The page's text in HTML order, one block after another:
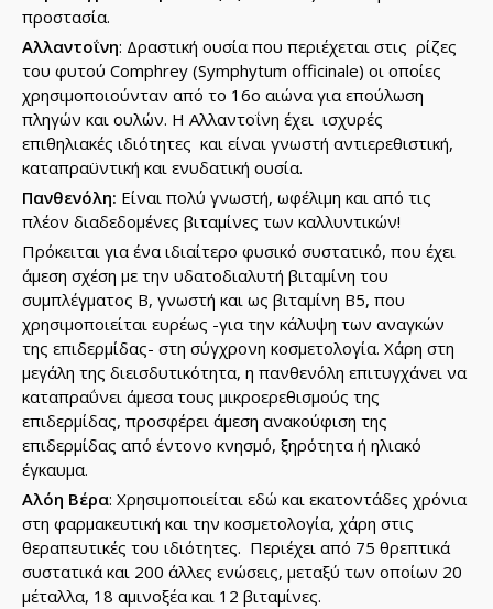
προστασία.
Αλλαντοΐνη: Δραστική ουσία που περιέχεται στις ρίζες
του φυτού Comphrey (Symphytum officinale) οι οποίες
χρησιμοποιούνταν από το 16ο αιώνα για επούλωση
πληγών και ουλών. Η Αλλαντοΐνη έχει ισχυρές
επιθηλιακές ιδιότητες και είναι γνωστή αντιερεθιστική,
καταπραϋντική και ενυδατική ουσία.
Πανθενόλη: Είναι πολύ γνωστή, ωφέλιμη και από τις
πλέον διαδεδομένες βιταμίνες των καλλυντικών!
Πρόκειται για ένα ιδιαίτερο φυσικό συστατικό, που έχει
άμεση σχέση με την υδατοδιαλυτή βιταμίνη του
συμπλέγματος Β, γνωστή και ως βιταμίνη Β5, που
χρησιμοποιείται ευρέως -για την κάλυψη των αναγκών
της επιδερμίδας- στη σύγχρονη κοσμετολογία. Χάρη στη
μεγάλη της διεισδυτικότητα, η πανθενόλη επιτυγχάνει να
καταπραΰνει άμεσα τους μικροερεθισμούς της
επιδερμίδας, προσφέρει άμεση ανακούφιση της
επιδερμίδας από έντονο κνησμό, ξηρότητα ή ηλιακό
έγκαυμα.
Αλόη Βέρα: Χρησιμοποιείται εδώ και εκατοντάδες χρόνια
στη φαρμακευτική και την κοσμετολογία, χάρη στις
θεραπευτικές του ιδιότητες. Περιέχει από 75 θρεπτικά
συστατικά και 200 άλλες ενώσεις, μεταξύ των οποίων 20
μέταλλα, 18 αμινοξέα και 12 βιταμίνες.